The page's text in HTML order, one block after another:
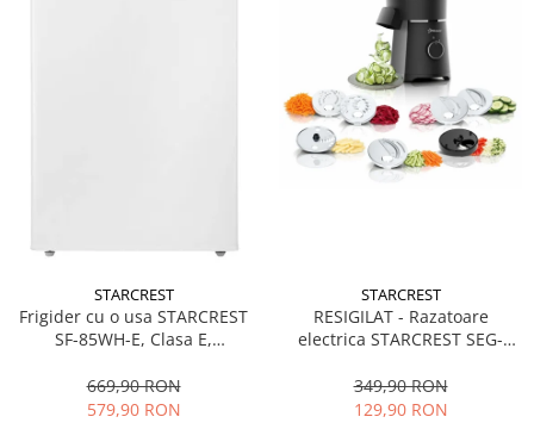
STARCREST
Frigider cu o usa STARCREST
SF-85WH-E, Clasa E,
interioara, Compartiment
gheata, H 82 cm, Alb
669,90 RON
579,90 RON
STARCREST
RESIGILAT - Razatoare
electrica STARCREST SEG-
taiere, Negru
349,90 RON
129,90 RON